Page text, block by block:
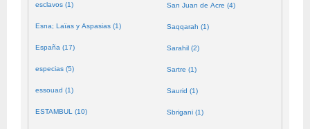
esclavos (1)
Esna; Laïas y Aspasias (1)
España (17)
especias (5)
essouad (1)
ESTAMBUL (10)
San Juan de Acre (4)
Saqqarah (1)
Sarahil (2)
Sartre (1)
Saurid (1)
Sbrigani (1)